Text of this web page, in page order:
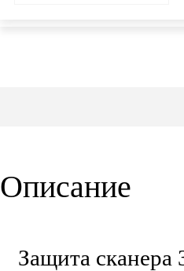
Описание
Защита сканера